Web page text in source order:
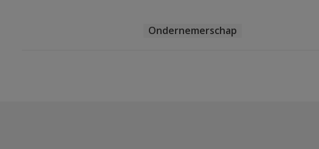
Ondernemerschap